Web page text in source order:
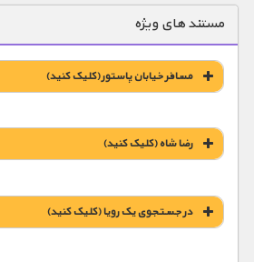
دنیای خوراکی ها
زمین شناسی / محیط زیست
سازه/ معماری/ مهندسی
شناخت کودکان
علم و فناوری
مستند های ویژه
مسافر خیابان پاستور (کليک کنيد)
رضا شاه (کليک کنيد)
1900 تومان – خرید لینک دانلود (افزودن به سبد خريد)
در جستجوی یک رویا (کليک کنيد)